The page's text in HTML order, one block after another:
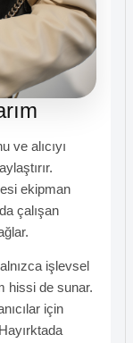
ve alıcıyı
ekipman
çalışan
işlevsel
hissi de sunar.
için